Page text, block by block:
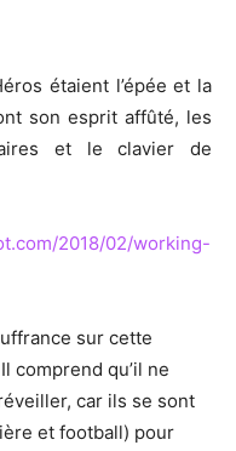
étaient l’épée et la
son esprit affûté, les
et le clavier de
2018/02/working-
sur cette
comprend qu’il ne
car ils se sont
et football) pour